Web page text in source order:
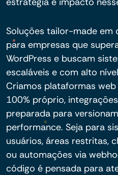
Soluções tailor-made em
para empresas que
WordPress e buscam
escaláveis e com alto
Criamos plataformas
100% próprio,
preparada para
performance. Seja para
usuários, áreas restritas,
ou automações via
código é pensada para